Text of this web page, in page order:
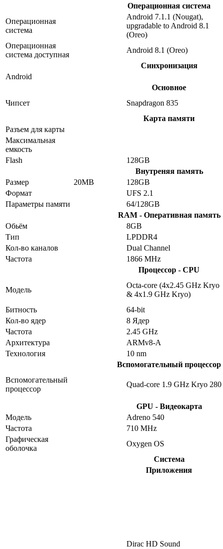
Операционная система
Операционная
система
Android 7.1.1 (Nougat),
upgradable to Android 8.1
(Oreo)
Операционная
система доступная
Android 8.1 (Oreo)
Синхронизация
Android
Основное
Чипсет
Snapdragon 835
Карта памяти
Разъем для карты
Максимальная
емкость
Flash
128GB
Внутреняя память
Размер
20MB
128GB
Формат
UFS 2.1
Параметры памяти
64/128GB
RAM - Оперативная память
Обьём
8GB
Тип
LPDDR4
Кол-во каналов
Dual Channel
Частота
1866 MHz
Процессор - CPU
Модель
Octa-core (4x2.45 GHz Kryo
& 4x1.9 GHz Kryo)
Битность
64-bit
Кол-во ядер
8 Ядер
Частота
2.45 GHz
Архитектура
ARMv8-A
Технология
10 nm
Вспомогательный процессор
Вспомогательный
процессор
Quad-core 1.9 GHz Kryo 280
GPU - Видеокарта
Модель
Adreno 540
Частота
710 MHz
Графическая
оболочка
Oxygen OS
Система
Приложения
Dirac HD Sound